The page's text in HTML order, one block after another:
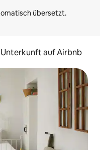
Unterkunft auf Airbnb